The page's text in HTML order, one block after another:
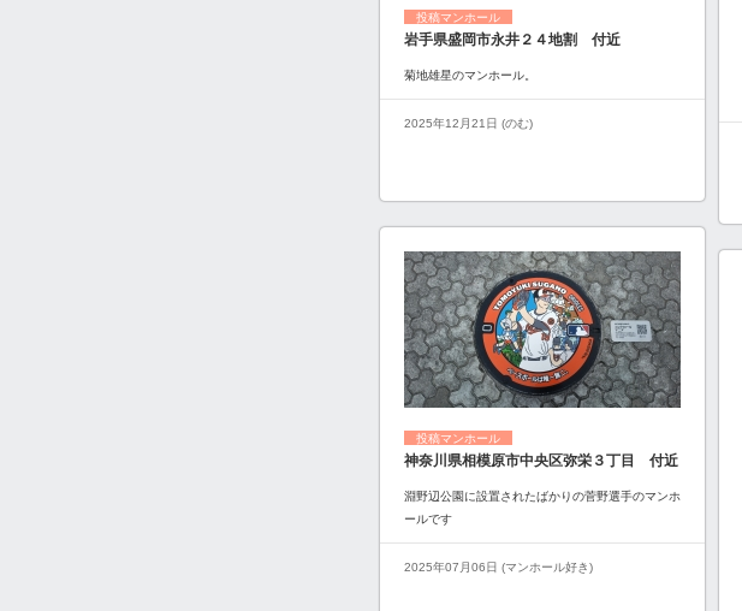
投稿マンホール
岩手県盛岡市永井２４地割 付近
菊地雄星のマンホール。
2025年12月21日 (のむ)
投稿マンホール
神奈川県相模原市中央区弥栄３丁目 付近
淵野辺公園に設置されたばかりの菅野選手のマンホ
ールです
2025年07月06日 (マンホール好き)